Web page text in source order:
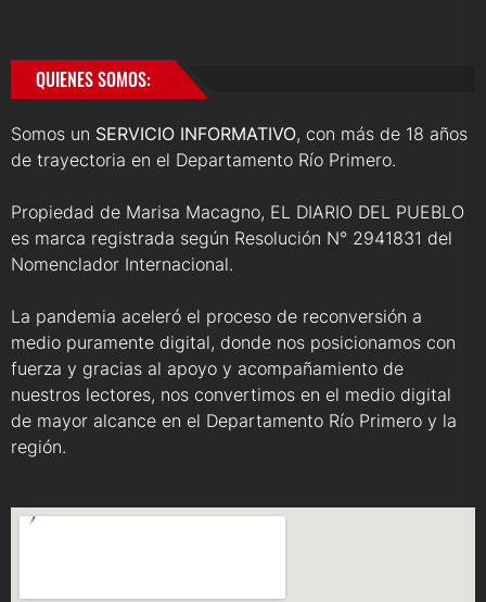
QUIENES SOMOS:
Somos un SERVICIO INFORMATIVO, con más de 18 años
de trayectoria en el Departamento Río Primero.
Propiedad de Marisa Macagno, EL DIARIO DEL PUEBLO
es marca registrada según Resolución N° 2941831 del
Nomenclador Internacional.
La pandemia aceleró el proceso de reconversión a
medio puramente digital, donde nos posicionamos con
fuerza y gracias al apoyo y acompañamiento de
nuestros lectores, nos convertimos en el medio digital
de mayor alcance en el Departamento Río Primero y la
región.